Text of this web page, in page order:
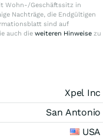
Wohn-/Geschäftssitz in
Nachträge, die Endgültigen
sind auf
auch die weiteren Hinweise zu
Xpel Inc
San Antonio
USA